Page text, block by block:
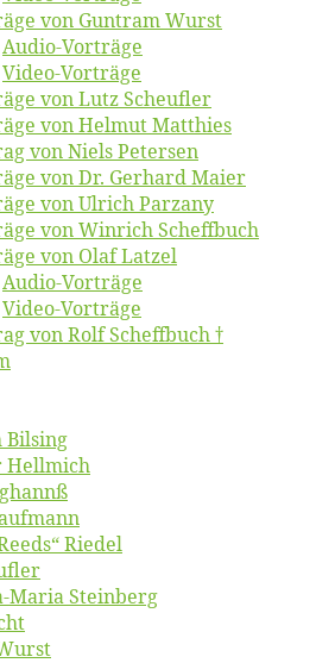
von Gun­tram Wurst
Au­dio-Vor­trä­ge
Vi­deo-Vor­trä­ge
von Lutz Scheufler
von Hel­mut Matthies
von Niels Petersen
von Dr. Ger­hard Maier
von Ul­rich Parzany
von Win­rich Scheffbuch
von Olaf Latzel
Au­dio-Vor­trä­ge
Vi­deo-Vor­trä­ge
von Rolf Scheffbuch †
Bilsing
Hellmich
Riedel
Ma­ria Steinberg